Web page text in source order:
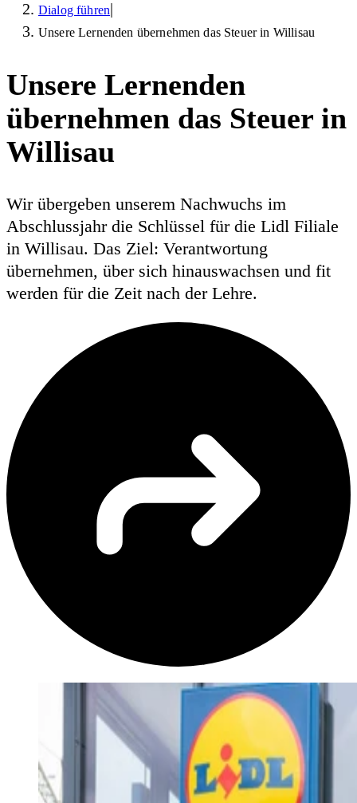
Dialog führen|
Unsere Lernenden übernehmen das Steuer in Willisau
Unsere Lernenden
übernehmen das Steuer in
Willisau
Wir übergeben unserem Nachwuchs im
Abschlussjahr die Schlüssel für die Lidl Filiale
in Willisau. Das Ziel: Verantwortung
übernehmen, über sich hinauswachsen und fit
werden für die Zeit nach der Lehre.